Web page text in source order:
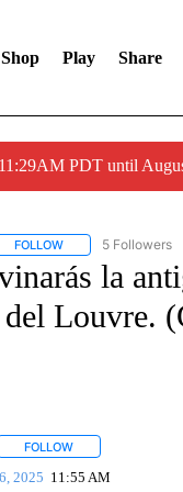
Shop Play Share
PDT until
FOLLOWFOLLOW "CNN -
5 Followers
la
del Louvre.
FOLLOWFOLLOW "" TO
2025 11:55 AM